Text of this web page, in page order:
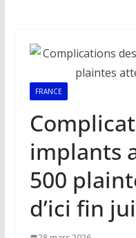
FRANCE
implants
500
d’ici fin